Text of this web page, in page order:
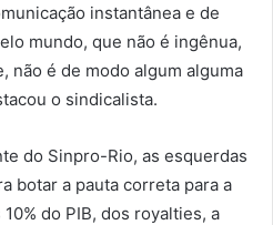
instantânea e de
mundo, que não é ingênua,
não é de modo algum alguma
o sindicalista.
do Sinpro-Rio, as esquerdas
botar a pauta correta para a
do PIB, dos royalties, a